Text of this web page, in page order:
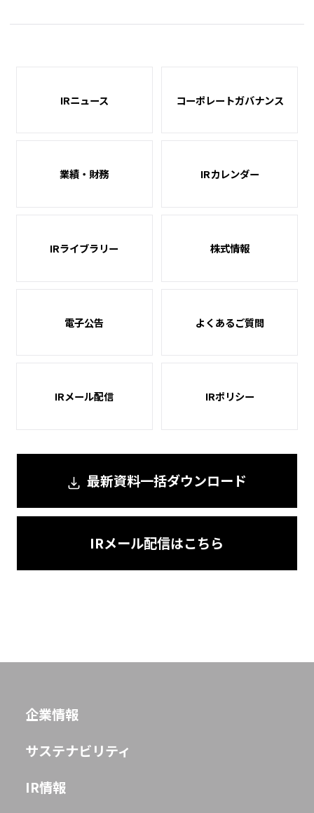
IRニュース コーポレートガバナンス
業績・財務 IRカレンダー
IRライブラリー 株式情報
電子公告 よくあるご質問
IRメール配信 IRポリシー
最新資料一括ダウンロード
IRメール配信はこちら
企業情報
サステナビリティ
IR情報